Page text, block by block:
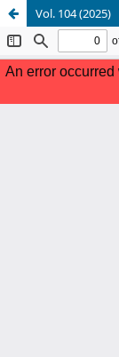
Vol. 104 (2025)